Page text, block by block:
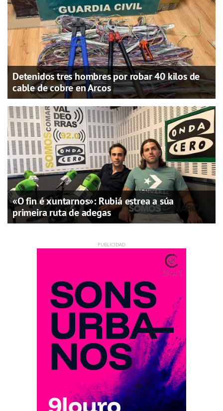
Detenidos tres hombres por robar 40 kilos de
cable de cobre en Arcos
«O fin é xuntarnos»: Rubiá estrea a súa
primeira ruta de adegas